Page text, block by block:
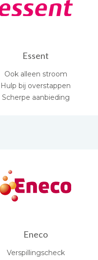
Essent
Ook alleen stroom
Hulp bij overstappen
Scherpe aanbieding
Eneco
Verspillingscheck